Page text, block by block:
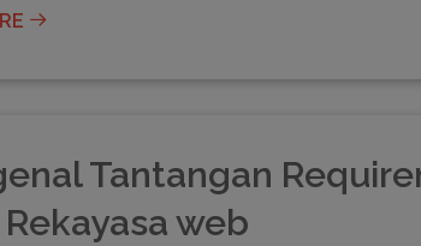
Tantangan
web